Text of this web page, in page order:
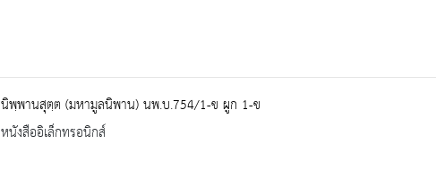
นิพฺพานสุตฺต (มหามูลนิพาน) นพ.บ.754/1-ข ผูก 1-ข
หนังสืออิเล็กทรอนิกส์